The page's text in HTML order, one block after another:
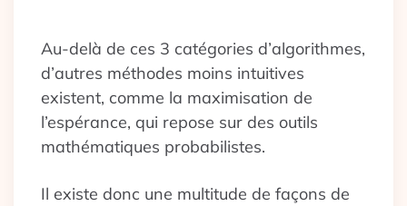
Au-delà de ces 3 catégories d’algorithmes,
d’autres méthodes moins intuitives
existent, comme la maximisation de
l’espérance, qui repose sur des outils
mathématiques probabilistes.
Il existe donc une multitude de façons de